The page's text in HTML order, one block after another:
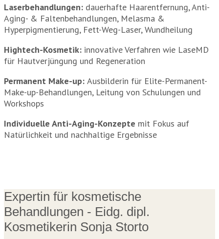
Laserbehandlungen: dauerhafte Haarentfernung, Anti-
Aging- & Faltenbehandlungen, Melasma &
Hyperpigmentierung, Fett-Weg-Laser, Wundheilung
Hightech-Kosmetik: innovative Verfahren wie LaseMD
für Hautverjüngung und Regeneration
Permanent Make-up: Ausbilderin für Elite-Permanent-
Make-up-Behandlungen, Leitung von Schulungen und
Workshops
Individuelle Anti-Aging-Konzepte mit Fokus auf
Natürlichkeit und nachhaltige Ergebnisse
Expertin für kosmetische
Behandlungen - Eidg. dipl.
Kosmetikerin Sonja Storto